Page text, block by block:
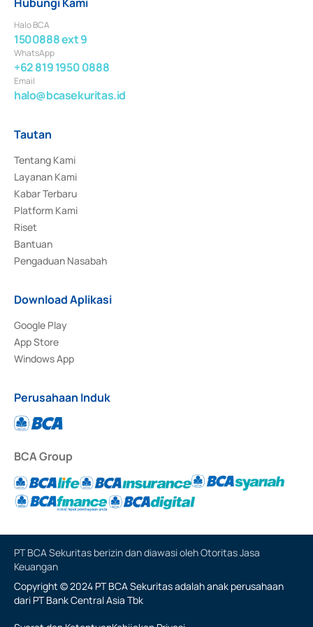
Halo BCA
1500888 ext 9
WhatsApp
+62 819 1950 0888
Email
halo@bcasekuritas.id
Tautan
Tentang Kami
Layanan Kami
Kabar Terbaru
Platform Kami
Riset
Bantuan
Pengaduan Nasabah
Download Aplikasi
Google Play
App Store
Windows App
Perusahaan Induk
BCA Group
PT BCA Sekuritas berizin dan diawasi oleh Otoritas Jasa
Keuangan
Copyright © 2024 PT BCA Sekuritas adalah anak perusahaan
dari PT Bank Central Asia Tbk